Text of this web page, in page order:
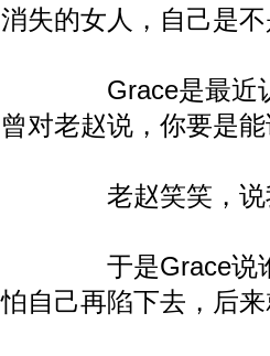
消失的女人，自己是
Grace是最近认识
曾对老赵说，你要是
老赵笑笑，说我
于是Grace说谁爱
怕自己再陷下去，后